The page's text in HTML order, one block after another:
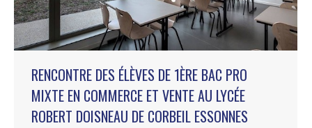
RENCONTRE DES ÉLÈVES DE 1ÈRE BAC PRO
MIXTE EN COMMERCE ET VENTE AU LYCÉE
ROBERT DOISNEAU DE CORBEIL ESSONNES